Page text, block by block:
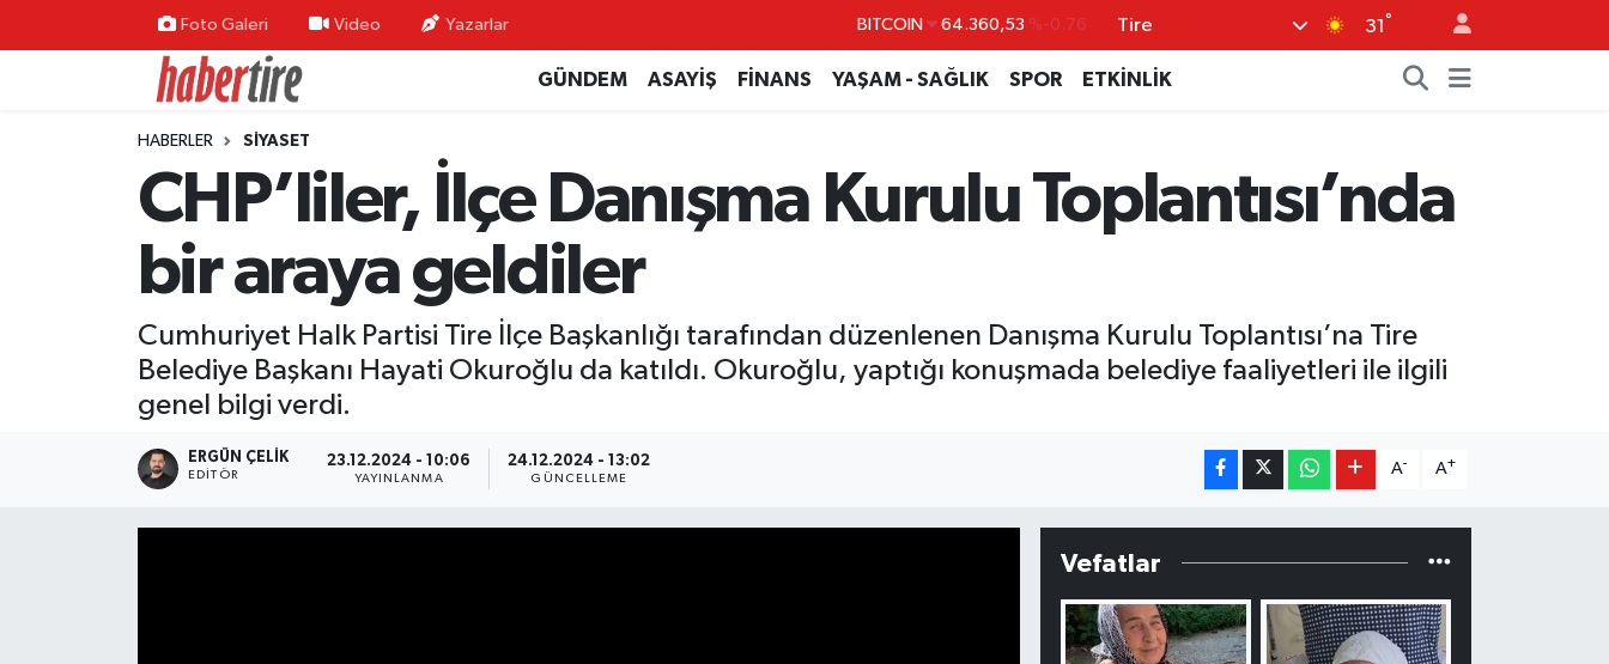
Foto Galeri Video Yazarlar BITCOIN 64.360,53 %-0.76
DOLAR 47,7069 %0.17
GRAM ALTIN %1.44
Tire 31 °
GÜNDEM ASAYİŞ FİNANS YAŞAM - SAĞLIK SPOR ETKİNLİK
HABERLER SİYASET
CHP’liler, İlçe Danışma Kurulu Toplantısı’nda
bir araya geldiler
Cumhuriyet Halk Partisi Tire İlçe Başkanlığı tarafından düzenlenen Danışma Kurulu Toplantısı’na Tire
Belediye Başkanı Hayati Okuroğlu da katıldı. Okuroğlu, yaptığı konuşmada belediye faaliyetleri ile ilgili
genel bilgi verdi.
ERGÜN ÇELIK
EDITÖR
23.12.2024 - 10:06
YAYINLANMA
24.12.2024 - 13:02
GÜNCELLEME
A- A+
Vefatlar
Tire Nöbetçi Eczaneler
Tire Hava Durumu
Tire Trafik Yoğunluk Haritası
Süper Lig Puan Durumu ve Fikstür
Tüm Manşetler
Son Dakika Haberleri
Haber Arşivi